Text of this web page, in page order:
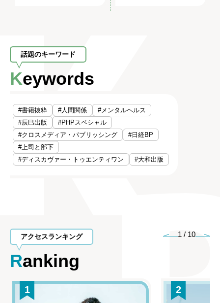
話題のキーワード
Keywords
#書籍抜粋 #人間関係
#メンタルヘルス
#辰巳出版
#PHPスペシャル
#クロスメディア・パブリッシング
#日経BP
#上司と部下
#ディスカヴァー・トゥエンティワン
#大和出版
アクセスランキング
Ranking
1 / 10
1 2